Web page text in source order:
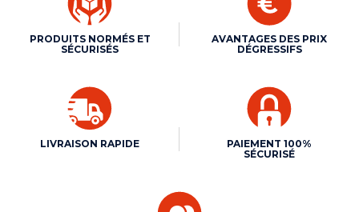
PRODUITS NORMÉS ET
SÉCURISÉS
AVANTAGES DES PRIX
DÉGRESSIFS
LIVRAISON RAPIDE
PAIEMENT 100%
SÉCURISÉ